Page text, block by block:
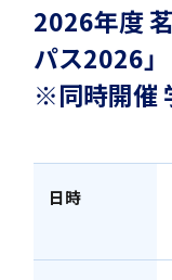
2026年度
パス2026」
※同時開催
日時
茗溪ジェネ
アカデミ